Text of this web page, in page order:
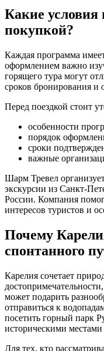
Какие условия
покупкой?
Каждая программа
оформлением важно
горящего тура могут
сроков бронирования и
Перед поездкой стоит
особенности
порядок
сроки
важные
Шарм Тревел
экскурсии из Санкт-
России. Компания
интересов туристов и
Почему
спонтанного
Карелия сочетает
может подарить
отправиться к
посетить горный парк
историческими местами
Для тех, кто